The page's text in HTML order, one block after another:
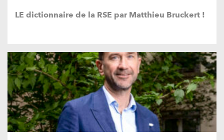
LE dictionnaire de la RSE par Matthieu Bruckert !